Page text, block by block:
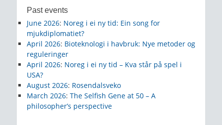
Past events
June 2026: Noreg i ei ny tid: Ein song for
mjukdiplomatiet?
April 2026: Bioteknologi i havbruk: Nye metoder og
reguleringer
April 2026: Noreg i ei ny tid – Kva står på spel i
USA?
August 2026: Rosendalsveko
March 2026: The Selfish Gene at 50 – A
philosopher’s perspective